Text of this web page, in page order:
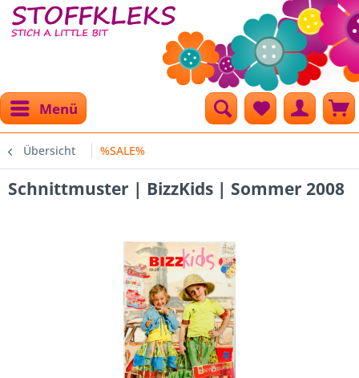
Menü
Übersicht %SALE%
Schnittmuster | BizzKids | Sommer 2008